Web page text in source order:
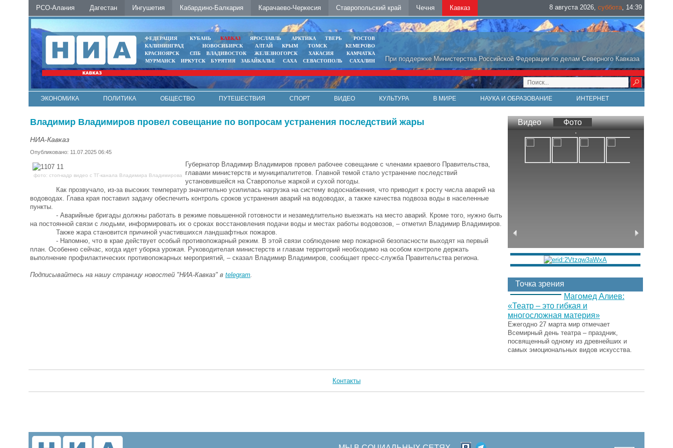
РСО-Алания Дагестан Ингушетия Кабардино-Балкария Карачаево-Черкесия Ставропольский край Чечня Кавказ 8 августа 2026, суббота, 14:39
При поддержке Министерства Российской Федерации по делам Северного Кавказа
ФЕДЕРАЦИЯ КУБАНЬ КАВКАЗ ЯРОСЛАВЛЬ АРКТИКА ТВЕРЬ
РОСТОВ
КАЛИНИНГРАД
НОВОСИБИРСК АЛТАЙ КРЫМ ТОМСК
КЕМЕРОВО
КРАСНОЯРСК
СПБ ВЛАДИВОСТОК ЖЕЛЕЗНОГОРСК ХАКАСИЯ
КАМЧАТКА
МУРМАНСК
ИРКУТСК БУРЯТИЯ ЗАБАЙКАЛЬЕ САХА СЕВАСТОПОЛЬ САХАЛИН
ЭКОНОМИКА ПОЛИТИКА ОБЩЕСТВО ПУТЕШЕСТВИЯ СПОРТ ВИДЕО КУЛЬТУРА В МИРЕ НАУКА И ОБРАЗОВАНИЕ
ИНТЕРНЕТ
Владимир Владимиров провел совещание по вопросам устранения последствий жары
НИА-Кавказ
Опубликовано: 11.07.2025 06:45
фото: стоп-кадр видео с ТГ-канала Владимира Владимирова
Губернатор Владимир Владимиров провел рабочее совещание с членами краевого Правительства,
главами министерств и муниципалитетов. Главной темой стало устранение последствий
установившейся на Ставрополье жаркой и сухой погоды.
Как прозвучало, из-за высоких температур значительно усилилась нагрузка на систему водоснабжения, что приводит к росту числа аварий на
водоводах. Глава края поставил задачу обеспечить контроль сроков устранения аварий на водоводах, а также качества подвоза воды в населенные
пункты.
- Аварийные бригады должны работать в режиме повышенной готовности и незамедлительно выезжать на место аварий. Кроме того, нужно быть
на постоянной связи с людьми, информировать их о сроках восстановления подачи воды и местах работы водовозов, – отметил Владимир Владимиров.
Также жара становится причиной участившихся ландшафтных пожаров.
- Напомню, что в крае действует особый противопожарный режим. В этой связи соблюдение мер пожарной безопасности выходят на первый
план. Особенно сейчас, когда идет уборка урожая. Руководителая министерств и главам территорий необходимо на особом контроле держать
выполнение профилактических противопожарных мероприятий, – сказал Владимир Владимиров, сообщает пресс-служба Правительства региона.
Подписывайтесь на нашу страницу новостей "НИА-Кавказ" в telegram
Видео Фото
Точка зрения
Магомед Алиев:
«Театр – это гибкая и
многосложная материя»
Ежегодно 27 марта мир отмечает
Всемирный день театра – праздник,
посвященный одному из древнейших и
самых эмоциональных видов искусства.
Контакты